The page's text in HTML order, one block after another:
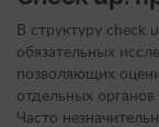
В структуру check
обязательных
позволяющих
отдельных
Часто